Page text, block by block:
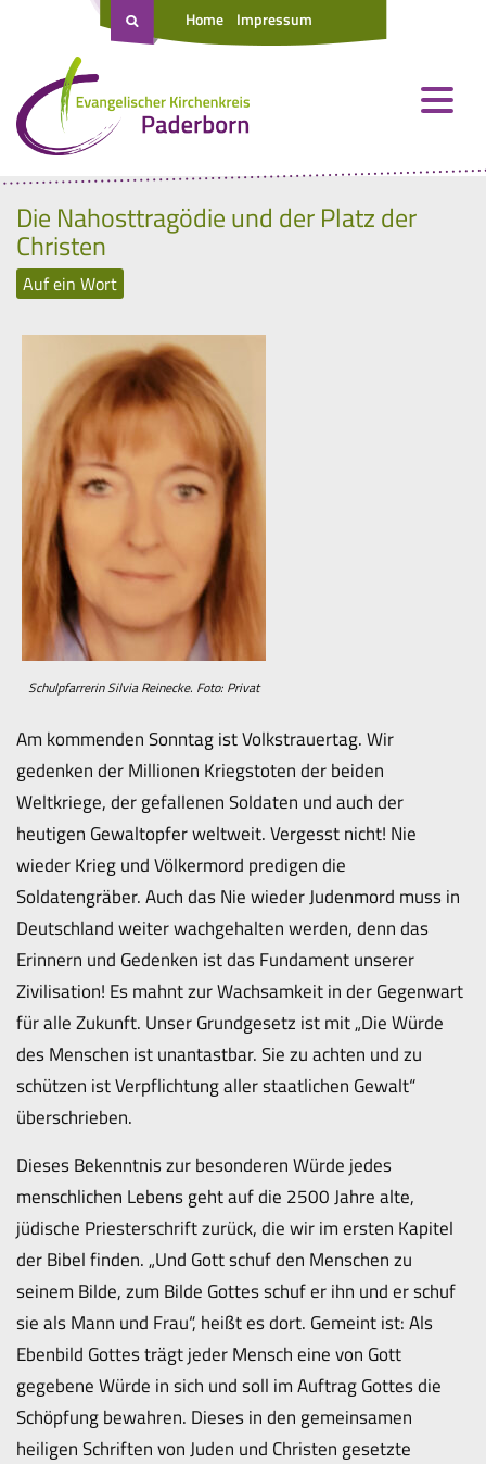
Home Impressum
Die Nahosttragödie und der Platz der
Christen
Auf ein Wort
Schulpfarrerin Silvia Reinecke. Foto: Privat
Am kommenden Sonntag ist Volkstrauertag. Wir
gedenken der Millionen Kriegstoten der beiden
Weltkriege, der gefallenen Soldaten und auch der
heutigen Gewaltopfer weltweit. Vergesst nicht! Nie
wieder Krieg und Völkermord predigen die
Soldatengräber. Auch das Nie wieder Judenmord muss in
Deutschland weiter wachgehalten werden, denn das
Erinnern und Gedenken ist das Fundament unserer
Zivilisation! Es mahnt zur Wachsamkeit in der Gegenwart
für alle Zukunft. Unser Grundgesetz ist mit „Die Würde
des Menschen ist unantastbar. Sie zu achten und zu
schützen ist Verpflichtung aller staatlichen Gewalt“
überschrieben.
Dieses Bekenntnis zur besonderen Würde jedes
menschlichen Lebens geht auf die 2500 Jahre alte,
jüdische Priesterschrift zurück, die wir im ersten Kapitel
der Bibel finden. „Und Gott schuf den Menschen zu
seinem Bilde, zum Bilde Gottes schuf er ihn und er schuf
sie als Mann und Frau“, heißt es dort. Gemeint ist: Als
Ebenbild Gottes trägt jeder Mensch eine von Gott
gegebene Würde in sich und soll im Auftrag Gottes die
Schöpfung bewahren. Dieses in den gemeinsamen
heiligen Schriften von Juden und Christen gesetzte